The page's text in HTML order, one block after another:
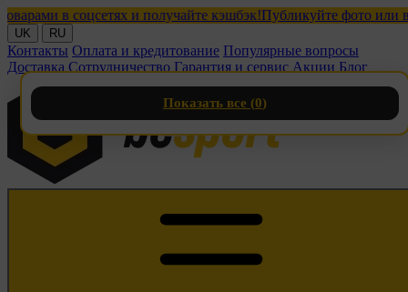
в соцсетях и получайте кэшбэк!Публикуйте фото или видео
UK RU
Контакты Оплата и кредитование Популярные вопросы
Доставка Сотрудничество Гарантия и сервис Акции Блог
Показать все (0)